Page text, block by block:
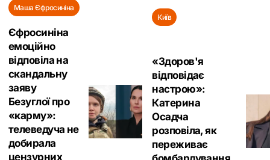
Маша Єфросиніна
Єфросиніна
емоційно
відповіла на
скандальну
заяву
Безуглої про
«карму»:
телеведуча не
добирала
цензурних
Київ
«Здоров'я
відповідає
настрою»:
Катерина
Осадча
розповіла, як
переживає